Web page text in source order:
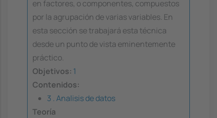
en factores, o componentes, compuestos
por la agrupación de varias variables. En
esta sección se trabajará esta técnica
desde un punto de vista eminentemente
práctico.
Objetivos: 1
Contenidos:
3 . Analisis de datos
Teoría